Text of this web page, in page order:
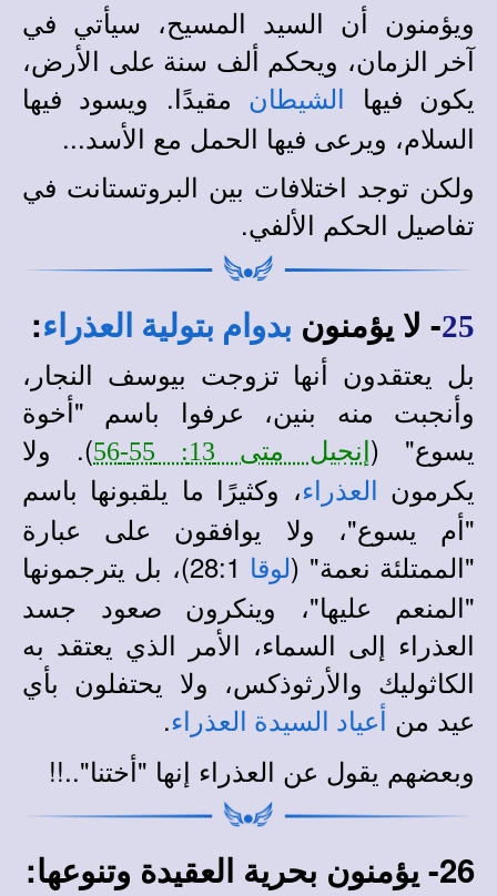
ويؤمنون أن السيد المسيح، سيأتي في
آخر الزمان، ويحكم ألف سنة على الأرض،
يكون فيها
الشيطان
مقيدًا. ويسود فيها
السلام، ويرعى فيها الحمل مع الأسد...
ولكن توجد اختلافات بين البروتستانت في
تفاصيل الحكم الألفي.
25- لا يؤمنون بدوام بتولية العذراء:
بل يعتقدون أنها تزوجت بيوسف النجار،
وأنجبت منه بنين، عرفوا باسم "أخوة
يسوع" ( إنجيل متى 13: 55-56
). ولا
يكرمون
العذراء، وكثيرًا ما يلقبونها باسم
"أم يسوع"، ولا يوافقون على عبارة
"الممتلئة نعمة" (لوقا
28:1)، بل يترجمونها
"المنعم عليها"، وينكرون صعود جسد
العذراء إلى السماء، الأمر الذي يعتقد به
الكاثوليك والأرثوذكس، ولا يحتفلون بأي
عيد من
أعياد السيدة العذراء.
وبعضهم يقول عن العذراء إنها "أختنا"..!!
26- يؤمنون بحرية العقيدة وتنوعها: